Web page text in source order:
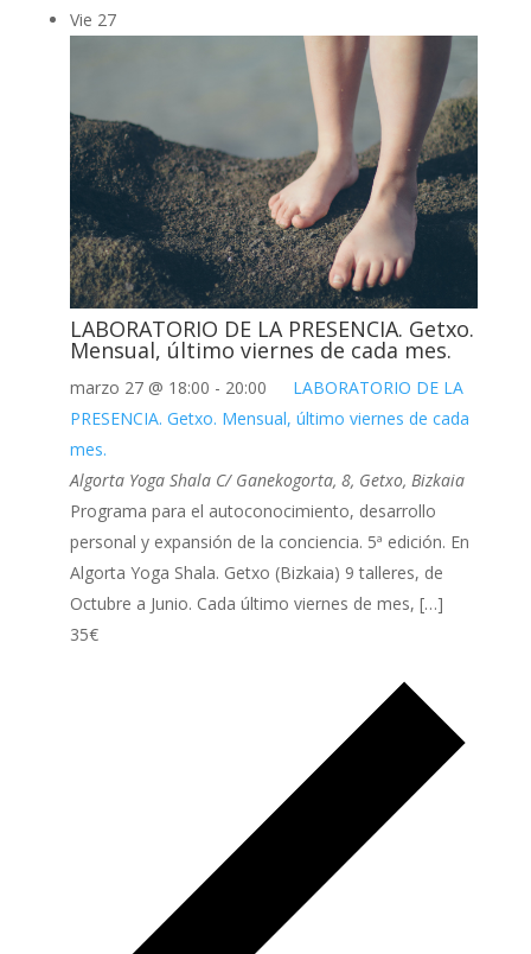
Vie 27
LABORATORIO DE LA PRESENCIA. Getxo.
Mensual, último viernes de cada mes.
marzo 27 @ 18:00 - 20:00
LABORATORIO DE LA
PRESENCIA. Getxo. Mensual, último viernes de cada
mes.
Algorta Yoga Shala C/ Ganekogorta, 8, Getxo, Bizkaia
Programa para el autoconocimiento, desarrollo
personal y expansión de la conciencia. 5ª edición. En
Algorta Yoga Shala. Getxo (Bizkaia) 9 talleres, de
Octubre a Junio. Cada último viernes de mes, […]
35€